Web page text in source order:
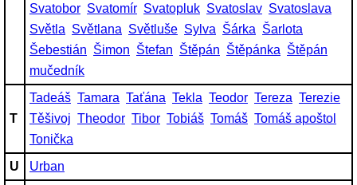
Svatobor Svatomír Svatopluk Svatoslav Svatoslava
Světla Světlana Světluše Sylva Šárka Šarlota
Šebestián Šimon Štefan Štěpán Štěpánka Štěpán
mučedník
T
Tadeáš Tamara Taťána Tekla Teodor Tereza Terezie
Těšivoj Theodor Tibor Tobiáš Tomáš Tomáš apoštol
Tonička
U
Urban